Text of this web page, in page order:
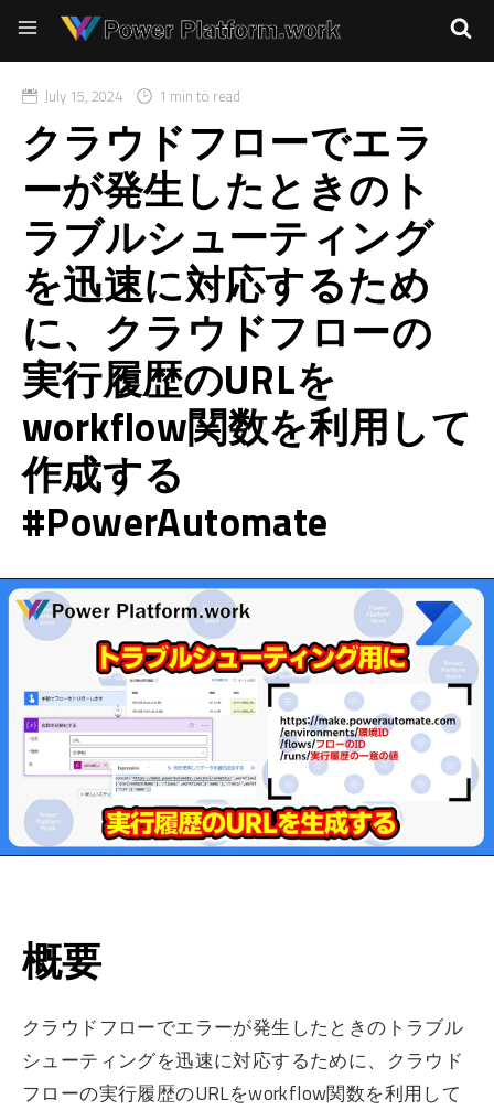
July 15, 2024 1 min to read
クラウドフローでエラ
ーが発生したときのト
ラブルシューティング
を迅速に対応するため
に、クラウドフローの
実行履歴のURLを
workflow関数を利用して
作成する
#PowerAutomate
概要
クラウドフローでエラーが発生したときのトラブル
シューティングを迅速に対応するために、クラウド
フローの実行履歴のURLをworkflow関数を利用して